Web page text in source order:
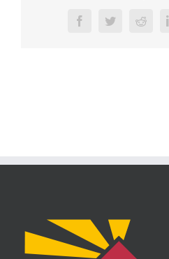
FacebookTwitterReddit